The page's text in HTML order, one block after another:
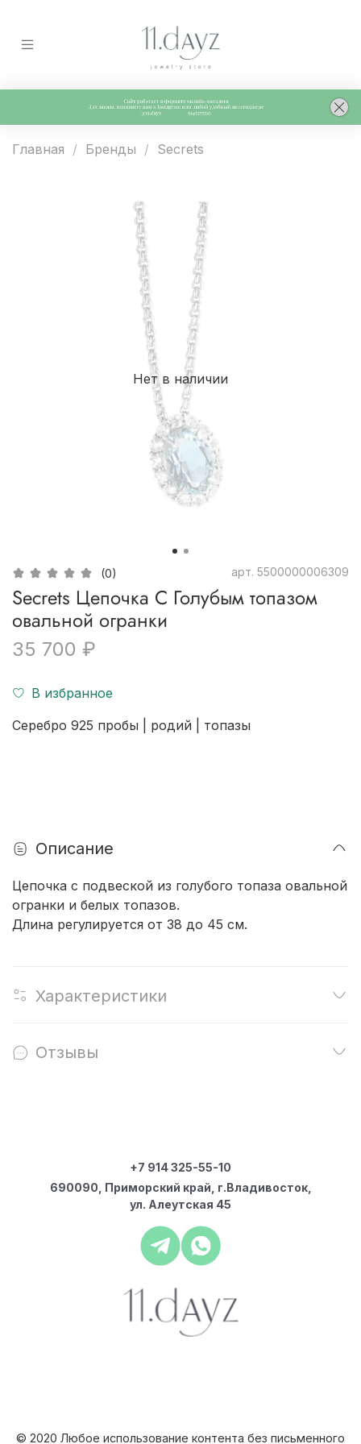
Главная Бренды Secrets
Нет в наличии
(0) арт. 5500000006309
Secrets Цепочка С Голубым топазом
овальной огранки
35 700 ₽
В избранное
Серебро 925 пробы | родий | топазы
Описание
Цепочка с подвеской из голубого топаза овальной
огранки и белых топазов.
Длина регулируется от 38 до 45 см.
Характеристики
Отзывы
+7 914 325-55-10
690090, Приморский край, г.Владивосток,
ул. Алеутская 45
© 2020 Любое использование контента без письменного